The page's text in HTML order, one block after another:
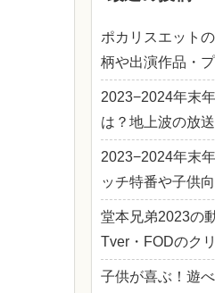
ポカリスエット
柄や出演作品・
2023−2024年末
は？地上波の放
2023−2024年末
ッチ特番や子供
堂本兄弟2023の
Tver・FODのク
子供が喜ぶ！遊